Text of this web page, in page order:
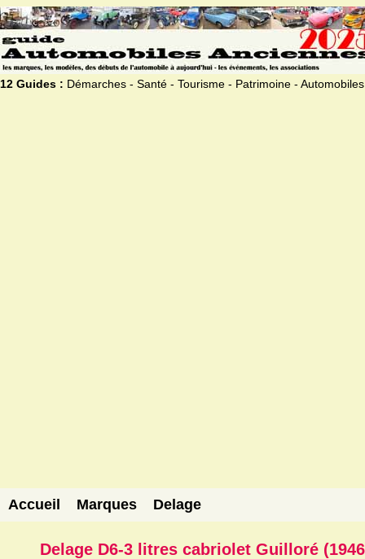
12 Guides : Démarches - Santé - Tourisme - Patrimoine - Automobiles
Accueil Marques Delage
Delage D6-3 litres cabriolet Guilloré